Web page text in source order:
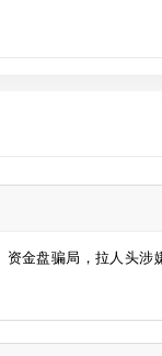
资金盘骗局，拉人头涉